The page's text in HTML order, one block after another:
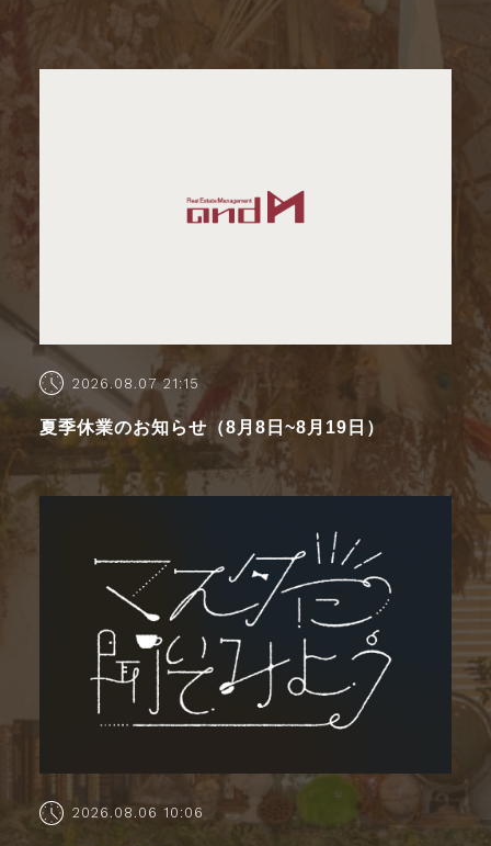
2026.08.07 21:15
夏季休業のお知らせ（8月8日~8月19日）
2026.08.06 10:06